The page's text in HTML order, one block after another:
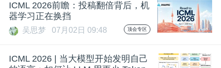
心
ICML 2026前瞻：投稿翻倍背后，机
器学习正在换挡
吴思梦 07月02日 09:48 顶会专区
ICML 2026 | 当大模型开始发明自己